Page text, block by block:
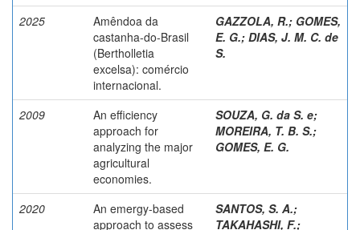
2025
Amêndoa da
castanha-do-Brasil
(Bertholletia
excelsa): comércio
internacional.
GAZZOLA, R.; GOMES,
E. G.; DIAS, J. M. C. de
S.
2009
An efficiency
approach for
analyzing the major
agricultural
economies.
SOUZA, G. da S. e;
MOREIRA, T. B. S.;
GOMES, E. G.
2020
An emergy-based
approach to assess
SANTOS, S. A.;
TAKAHASHI, F.;